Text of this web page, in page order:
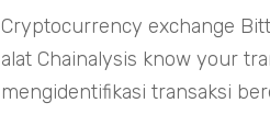
Cryptocurrency exchange
alat Chainalysis know your
mengidentifikasi transaksi